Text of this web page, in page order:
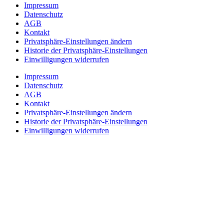
Impressum
Datenschutz
AGB
Kontakt
Privatsphäre-Einstellungen ändern
Historie der Privatsphäre-Einstellungen
Einwilligungen widerrufen
Impressum
Datenschutz
AGB
Kontakt
Privatsphäre-Einstellungen ändern
Historie der Privatsphäre-Einstellungen
Einwilligungen widerrufen